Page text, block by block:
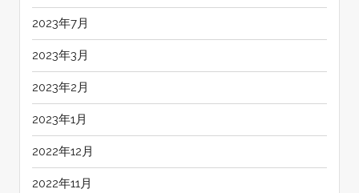
2023年7月
2023年3月
2023年2月
2023年1月
2022年12月
2022年11月